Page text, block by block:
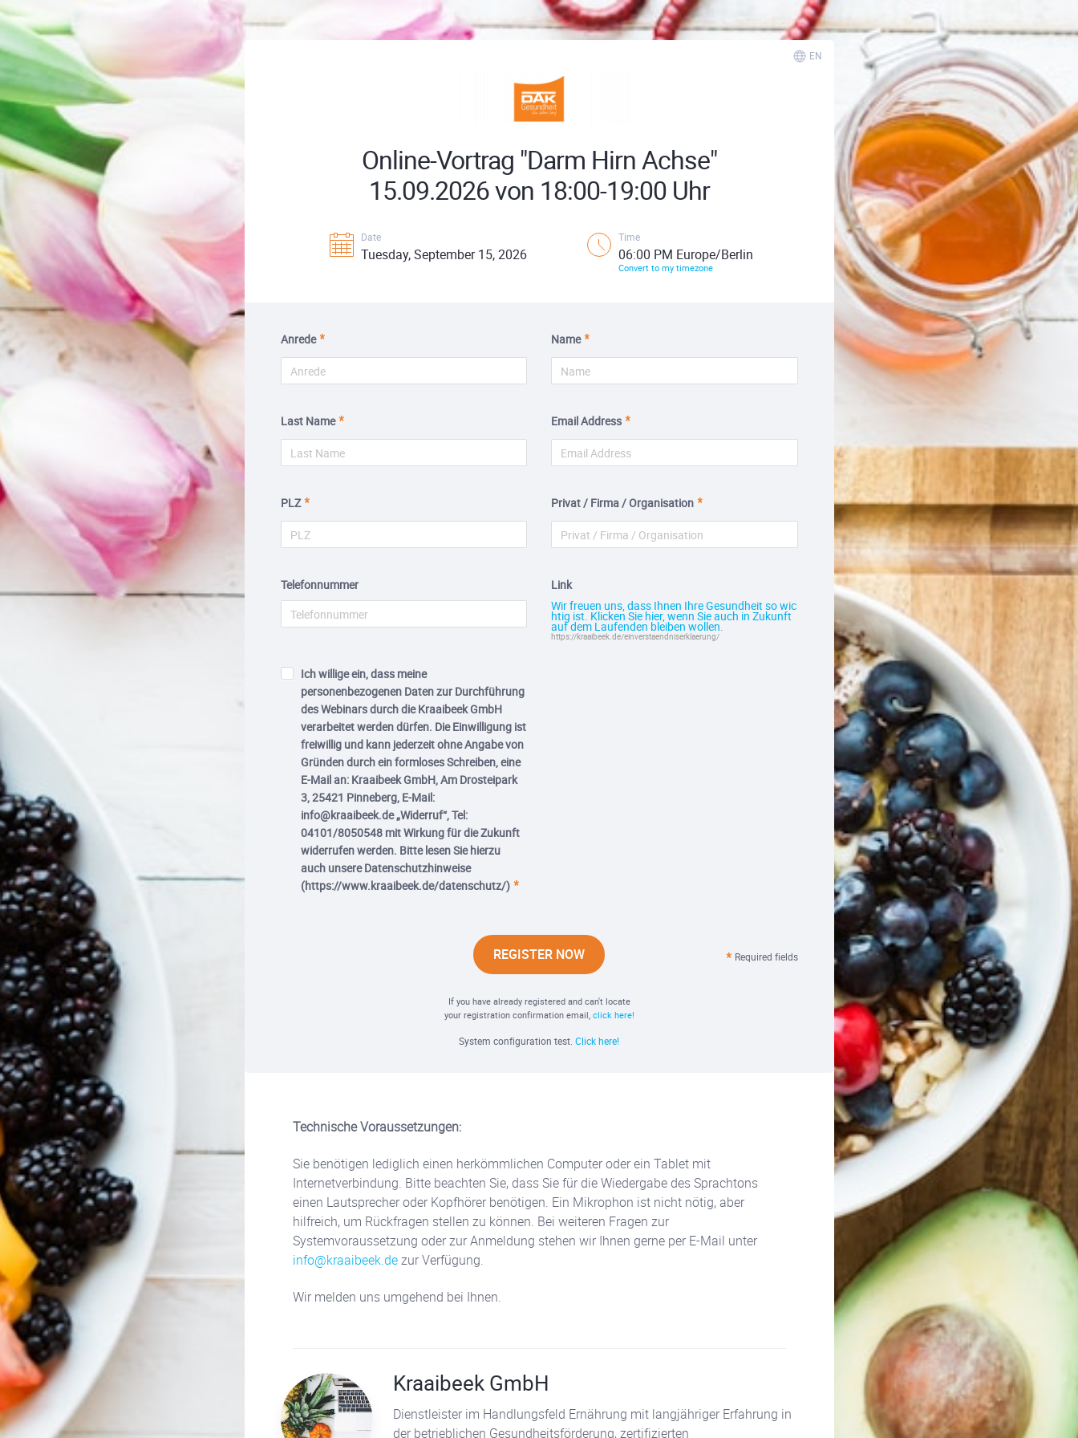
EN
Online-Vortrag "Darm Hirn Achse"
15.09.2026 von 18:00-19:00 Uhr
Date
Tuesday, September 15, 2026
Time
06:00 PM Europe/Berlin
Convert to my timezone
Anrede Name
Last Name Email Address
PLZ Privat / Firma / Organisation
Telefonnummer
Link
Wir freuen uns, dass Ihnen Ihre Gesundheit so wic
htig ist. Klicken Sie hier, wenn Sie auch in Zukunft
auf dem Laufenden bleiben wollen.
https://kraaibeek.de/einverstaendniserklaerung/
Ich willige ein, dass meine
personenbezogenen Daten zur Durchführung
des Webinars durch die Kraaibeek GmbH
verarbeitet werden dürfen. Die Einwilligung ist
freiwillig und kann jederzeit ohne Angabe von
Gründen durch ein formloses Schreiben, eine
E-Mail an: Kraaibeek GmbH, Am Drosteipark
3, 25421 Pinneberg, E-Mail:
info@kraaibeek.de „Widerruf“, Tel:
04101/8050548 mit Wirkung für die Zukunft
widerrufen werden. Bitte lesen Sie hierzu
auch unsere Datenschutzhinweise
(https://www.kraaibeek.de/datenschutz/)
Required fields
REGISTER NOW
If you have already registered and can't locate
your registration confirmation email, click here!
System configuration test. Click here!
Technische Voraussetzungen:
Sie benötigen lediglich einen herkömmlichen Computer oder ein Tablet mit
Internetverbindung. Bitte beachten Sie, dass Sie für die Wiedergabe des Sprachtons
einen Lautsprecher oder Kopfhörer benötigen. Ein Mikrophon ist nicht nötig, aber
hilfreich, um Rückfragen stellen zu können. Bei weiteren Fragen zur
Systemvoraussetzung oder zur Anmeldung stehen wir Ihnen gerne per E-Mail unter
info@kraaibeek.dezur Verfügung.
Wir melden uns umgehend bei Ihnen.
Kraaibeek GmbH
Dienstleister im Handlungsfeld Ernährung mit langjähriger Erfahrung in
der betrieblichen Gesundheitsförderung, zertifizierten